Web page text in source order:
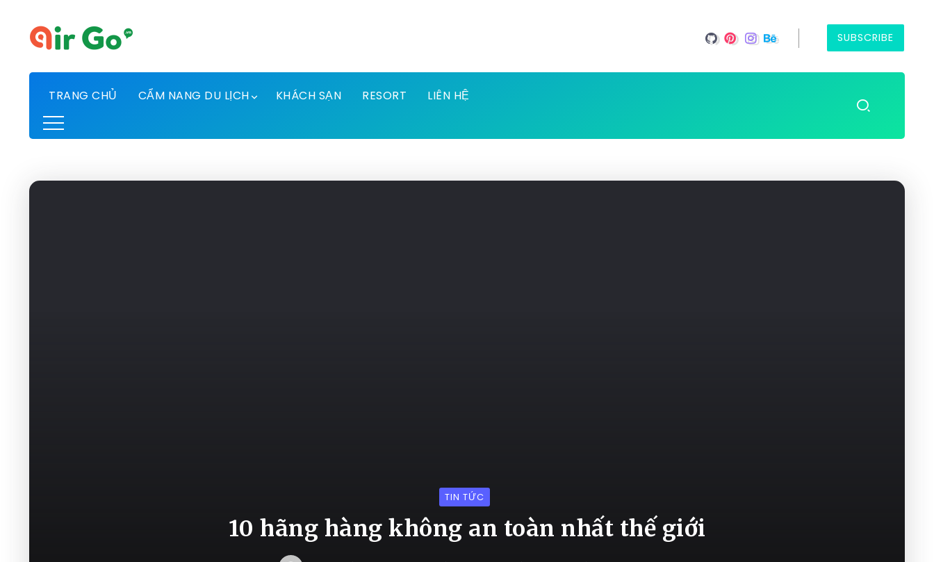
SUBSCRIBE
TRANG CHỦ CẨM NANG DU LỊCH KHÁCH SẠN RESORT LIÊN HỆ
TIN TỨC
10 hãng hàng không an toàn nhất thế giới